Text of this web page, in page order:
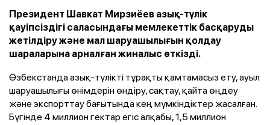
Президент Шавкат Мирзиёев азық-түлік
қауіпсіздігі саласындағы мемлекеттік басқаруды
жетілдіру және мал шаруашылығын қолдау
шараларына арналған жиналыс өткізді.
Өзбекстанда азық-түлікті тұрақты қамтамасыз ету, ауыл
шаруашылығы өнімдерін өндіру, сақтау, қайта өңдеу
және экспорттау бағытында кең мүмкіндіктер жасалған.
Бүгінде 4 миллион гектар егіс алқабы, 1,5 миллион